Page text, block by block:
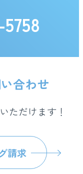
合わせ
ただけます！
請求